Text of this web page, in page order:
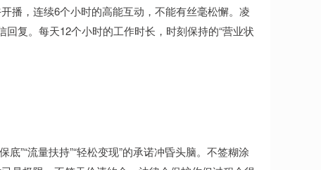
播，连续6个小时的高能互动，不能有丝毫松懈。凌
复。每天12个小时的工作时长，时刻保持的“营业状
”“流量扶持”“轻松变现”的承诺冲昏头脑。不签糊涂